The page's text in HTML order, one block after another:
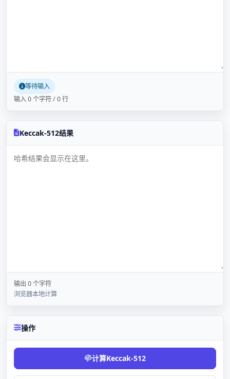
等待输入
输入 0 个字符 / 0 行
操作
计算Keccak-512
Keccak-512结果
输出 0 个字符
浏览器本地计算